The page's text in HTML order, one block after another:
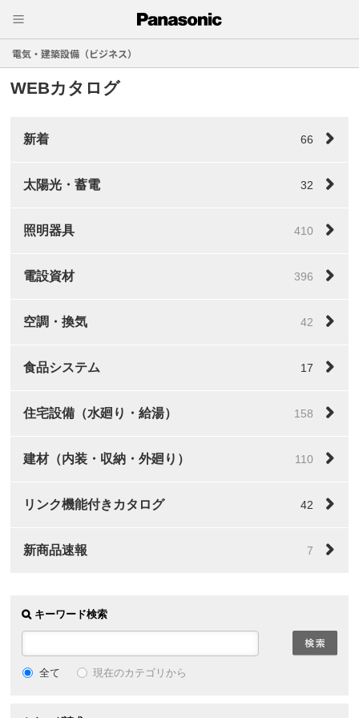
電気・建築設備（ビジネス）
WEBカタログ
新着 66
太陽光・蓄電 32
照明器具 410
電設資材 396
空調・換気 42
食品システム 17
住宅設備（水廻り・給湯） 158
建材（内装・収納・外廻り） 110
リンク機能付きカタログ 42
新商品速報 7
キーワード検索
全て 現在のカテゴリから